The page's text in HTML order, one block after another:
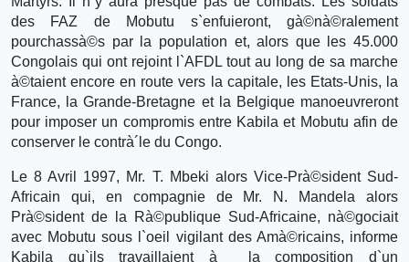
des FAZ de Mobutu s`enfuieront, gà©nà©ralement
pourchassà©s par la population et, alors que les 45.000
Congolais qui ont rejoint l`AFDL tout au long de sa marche
à©taient encore en route vers la capitale, les Etats-Unis, la
France, la Grande-Bretagne et la Belgique manoeuvreront
pour imposer un compromis entre Kabila et Mobutu afin de
conserver le contrà´le du Congo.
Le 8 Avril 1997, Mr. T. Mbeki alors Vice-Prà©sident Sud-
Africain qui, en compagnie de Mr. N. Mandela alors
Prà©sident de la Rà©publique Sud-Africaine, nà©gociait
avec Mobutu sous l`oeil vigilant des Amà©ricains, informe
Kabila qu`ils travaillaient à la composition d`un